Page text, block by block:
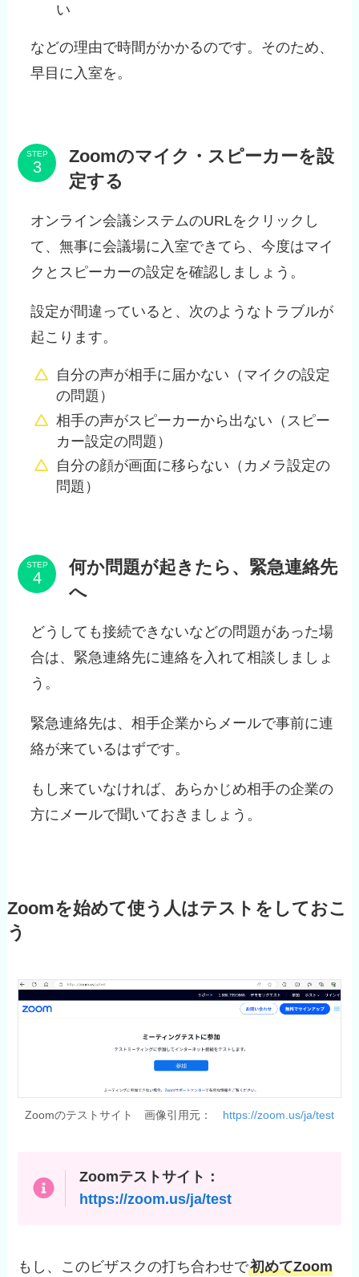
い
などの理由で時間がかかるのです。そのため、
早目に入室を。
STEP
Zoomのマイク・スピーカーを設
定する
オンライン会議システムのURLをクリックし
て、無事に会議場に入室できてら、今度はマイ
クとスピーカーの設定を確認しましょう。
設定が間違っていると、次のようなトラブルが
起こります。
自分の声が相手に届かない（マイクの設定
の問題）
相手の声がスピーカーから出ない（スピー
カー設定の問題）
自分の顔が画面に移らない（カメラ設定の
問題）
STEP
何か問題が起きたら、緊急連絡先
へ
どうしても接続できないなどの問題があった場
合は、緊急連絡先に連絡を入れて相談しましょ
う。
緊急連絡先は、相手企業からメールで事前に連
絡が来ているはずです。
もし来ていなければ、あらかじめ相手の企業の
方にメールで聞いておきましょう。
Zoomを始めて使う人はテストをしておこ
う
Zoomのテストサイト 画像引用元： https://zoom.us/ja/test
Zoomテストサイト：
https://zoom.us/ja/test
もし、このビザスクの打ち合わせで初めてZoom